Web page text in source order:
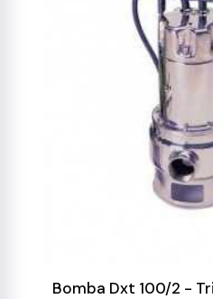
Bomba Dxt 100/2 -